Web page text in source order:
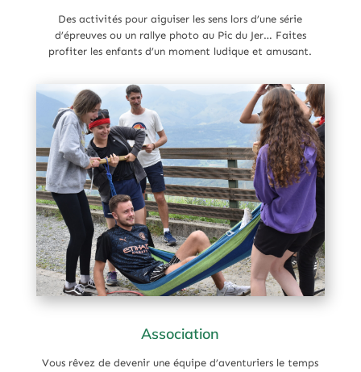
Des activités pour aiguiser les sens lors d’une série
d’épreuves ou un rallye photo au Pic du Jer… Faites
profiter les enfants d’un moment ludique et amusant.
Association
Vous rêvez de devenir une équipe d’aventuriers le temps